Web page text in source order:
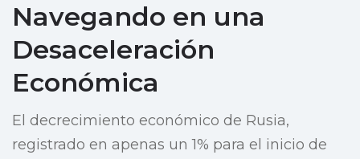
Navegando en una
Desaceleración
Económica
El decrecimiento económico de Rusia,
registrado en apenas un 1% para el inicio de